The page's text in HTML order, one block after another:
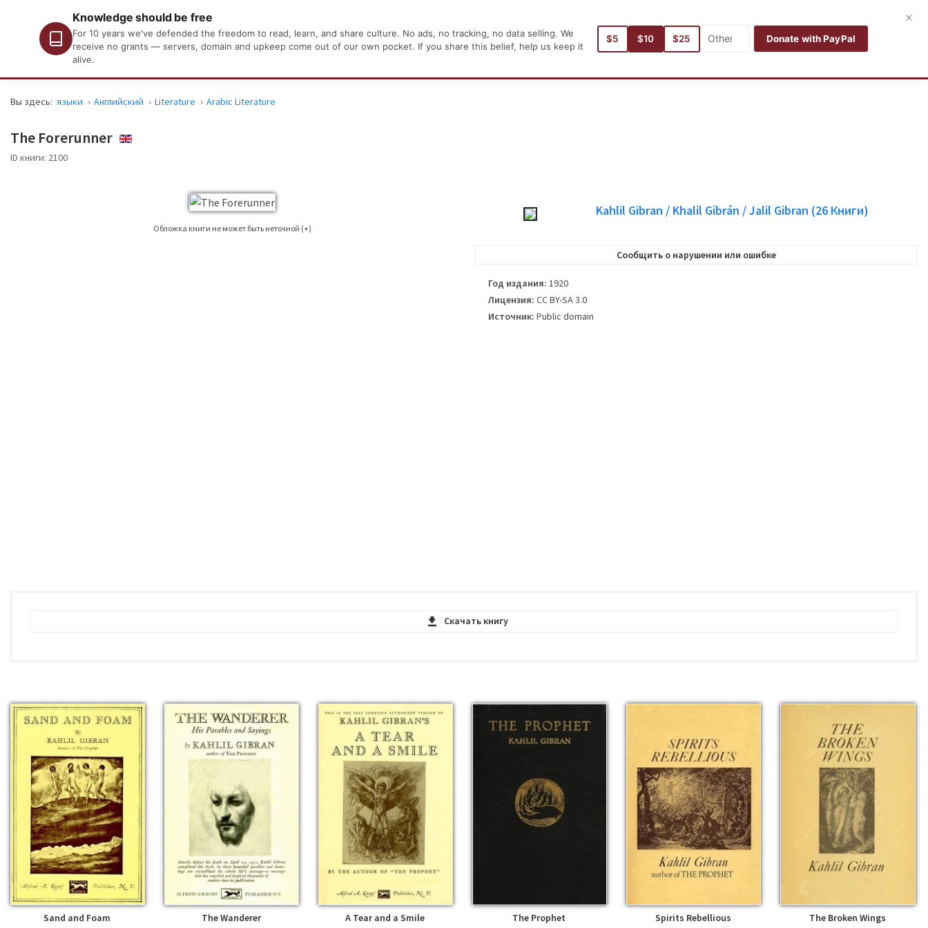
Русский
Заглавная страница Aвторы Категории Поиск Мои книги
Knowledge should be free
For 10 years we've defended the freedom to read, learn, and share culture. No ads, no tracking, no data selling. We
receive no grants — servers, domain and upkeep come out of our own pocket. If you share this belief, help us keep it
alive.
$5 $10 $25 Donate with PayPal
×
Вы здесь: языки Английский Literature Arabic Literature
The Forerunner ENGLISH
ID книги: 2100
Обложка книги не может быть неточной (+)
Kahlil Gibran / Khalil Gibrán / Jalil Gibran (26 Книги)
Сообщить о нарушении или ошибке
Год издания: 1920
Лицензия: CC BY-SA 3.0
Источник: Public domain
Скачать книгу
The Forerunner - Kahlil Gibran - EPUB
epub | 18.91 KB | 824 hits
The Forerunner - Kahlil Gibran - MOBI
The Forerunner - Kahlil Gibran - FB2
fb2 | 40.99 KB | 525 hits
The Forerunner - Kahlil Gibran - AZW3
azw3 | 40.33 KB | 543 hits
Sand and Foam
The Wanderer
A Tear and a Smile
The Prophet
Spirits Rebellious
The Broken Wings